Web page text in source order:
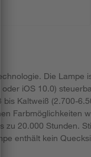
Die Lampe
iOS 10.0)
bis Kaltweiß (2.700-
Farbmöglichkeiten
zu 20.000 Stunden.
enthält kein